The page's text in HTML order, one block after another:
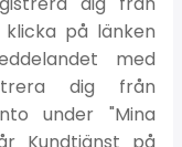
på länken
med
dig från
under "Mina
Kundtjänst på